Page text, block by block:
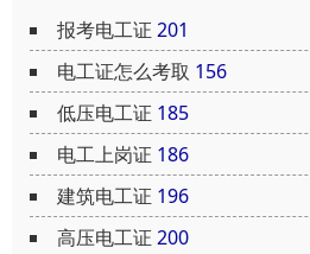
报考电工证 201
电工证怎么考取 156
低压电工证 185
电工上岗证 186
建筑电工证 196
高压电工证 200